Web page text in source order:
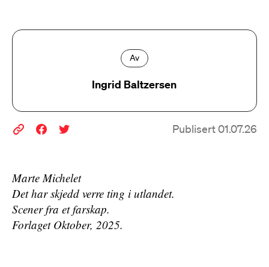
Av
Ingrid Baltzersen
Publisert 01.07.26
Marte Michelet
Det har skjedd verre ting i utlandet.
Scener fra et farskap.
Forlaget Oktober, 2025.